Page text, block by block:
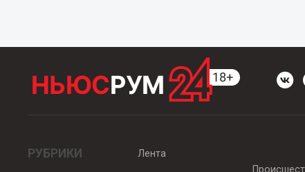
РУБРИКИ
Лента